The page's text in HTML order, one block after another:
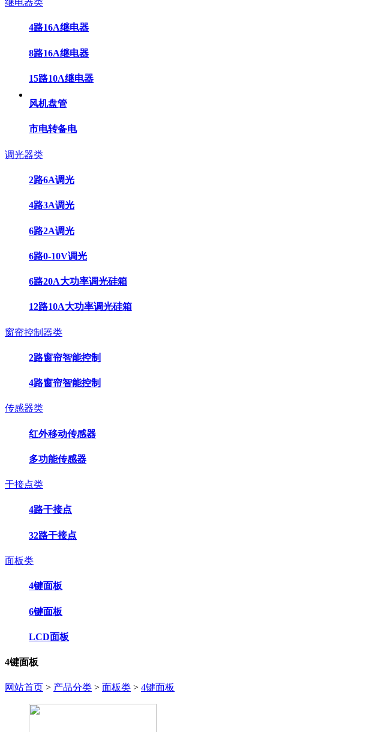
继电器类
4路16A继电器
8路16A继电器
15路10A继电器
风机盘管
市电转备电
调光器类
2路6A调光
4路3A调光
6路2A调光
6路0-10V调光
6路20A大功率调光硅箱
12路10A大功率调光硅箱
窗帘控制器类
2路窗帘智能控制
4路窗帘智能控制
传感器类
红外移动传感器
多功能传感器
干接点类
4路干接点
32路干接点
面板类
4键面板
6键面板
LCD面板
4键面板
网站首页 > 产品分类 > 面板类 > 4键面板